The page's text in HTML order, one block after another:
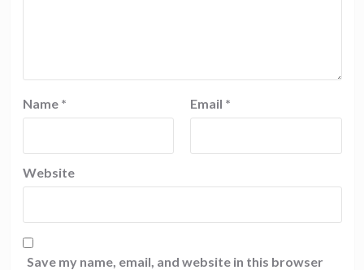
Name * Email *
Website
Save my name, email, and website in this browser